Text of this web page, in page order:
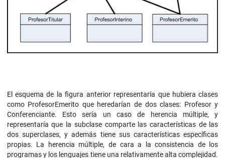
El esquema de la figura anterior representaría que hubiera clases
como ProfesorEmerito que heredarían de dos clases: Profesor y
Conferenciante. Esto sería un caso de herencia múltiple, y
representaría que la subclase comparte las características de las
dos superclases, y además tiene sus características específicas
propias. La herencia múltiple, de cara a la consistencia de los
programas y los lenguajes tiene una relativamente alta complejidad.